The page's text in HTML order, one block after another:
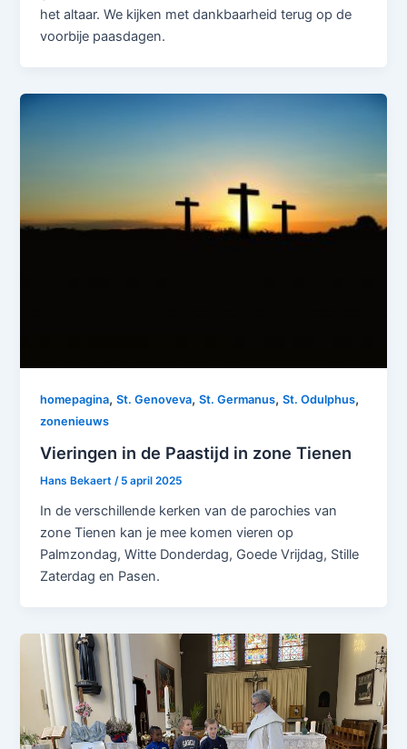
het altaar. We kijken met dankbaarheid terug op de
voorbije paasdagen.
homepagina,St. Genoveva,St. Germanus,St. Odulphus,
zonenieuws
Vieringen in de Paastijd in zone Tienen
Hans Bekaert/ 5 april 2025
In de verschillende kerken van de parochies van
zone Tienen kan je mee komen vieren op
Palmzondag, Witte Donderdag, Goede Vrijdag, Stille
Zaterdag en Pasen.